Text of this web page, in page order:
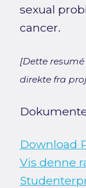
sexual
cancer.
[Dette
direkte fra
Download
Vis denne